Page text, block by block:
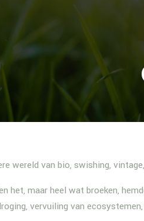
wereld van bio, swishing,
het, maar heel wat broeken,
vervuiling van